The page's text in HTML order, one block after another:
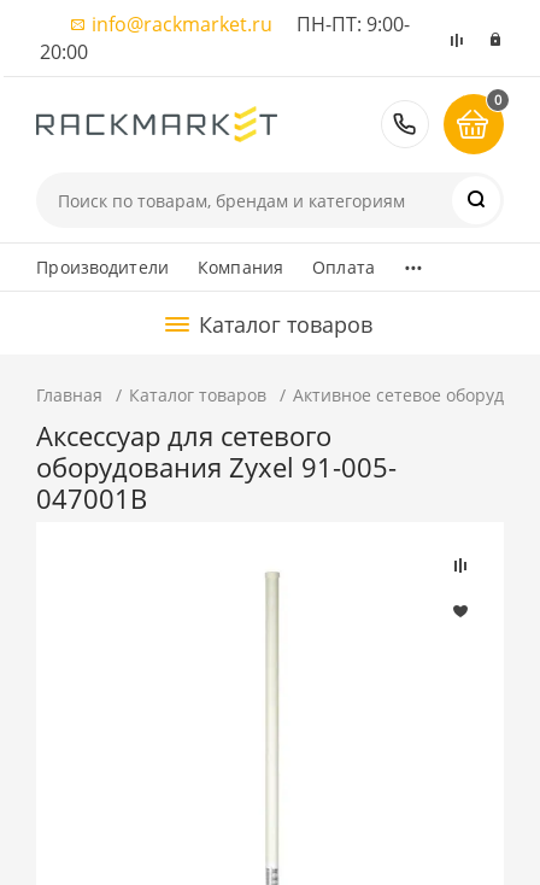
info@rackmarket.ru ПН-ПТ: 9:00-
20:00
8 (495)
0
Производители Компания Оплата ...
Каталог товаров
Главная Каталог товаров Активное сетевое
Аксессуар для сетевого
оборудования Zyxel 91-005-
047001B